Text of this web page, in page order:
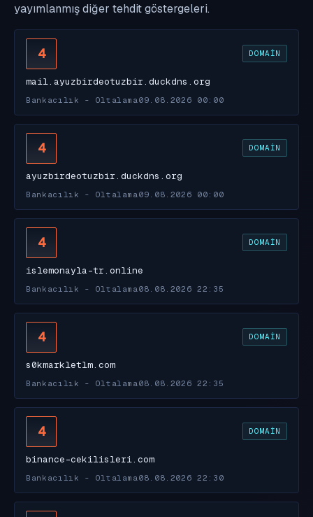
yayımlanmış diğer tehdit göstergeleri.
4 DOMAIN
mail.ayuzbirdeotuzbir.duckdns.org
Bankacılık - Oltalama 09.08.2026 00:00
4 DOMAIN
ayuzbirdeotuzbir.duckdns.org
Bankacılık - Oltalama 09.08.2026 00:00
4 DOMAIN
islemonayla-tr.online
Bankacılık - Oltalama 08.08.2026 22:35
4 DOMAIN
s0kmarkletlm.com
Bankacılık - Oltalama 08.08.2026 22:35
4 DOMAIN
binance-cekilisleri.com
Bankacılık - Oltalama 08.08.2026 22:30